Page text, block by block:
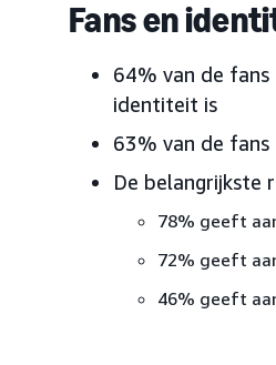
Fans en
64% van de
identiteit is
63% van de
De belangrijkste
78% geeft
72% geeft
46% geeft